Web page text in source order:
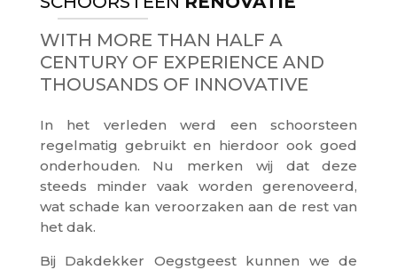
WITH MORE THAN HALF A
CENTURY OF EXPERIENCE AND
THOUSANDS OF INNOVATIVE
In het verleden werd een schoorsteen
regelmatig gebruikt en hierdoor ook goed
onderhouden. Nu merken wij dat deze
steeds minder vaak worden gerenoveerd,
wat schade kan veroorzaken aan de rest van
het dak.
Bij Dakdekker Oegstgeest kunnen we de